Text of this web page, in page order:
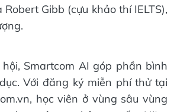
Gibb (cựu khảo thí IELTS),
Smartcom AI góp phần bình
Với đăng ký miễn phí thử tại
học viên ở vùng sâu vùng